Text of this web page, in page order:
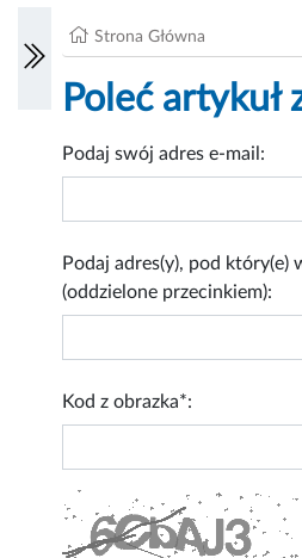
Strona Główna
Poleć artykuł
Podaj swój adres e-mail:
Podaj adres(y), pod który(e)
(oddzielone przecinkiem):
Kod z obrazka*: